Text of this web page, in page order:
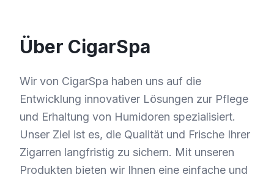
Über CigarSpa
Wir von CigarSpa haben uns auf die
Entwicklung innovativer Lösungen zur Pflege
und Erhaltung von Humidoren spezialisiert.
Unser Ziel ist es, die Qualität und Frische Ihrer
Zigarren langfristig zu sichern. Mit unseren
Produkten bieten wir Ihnen eine einfache und